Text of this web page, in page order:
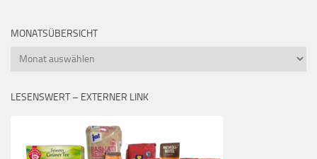
MONATSÜBERSICHT
Monatsübersicht
LESENSWERT – EXTERNER LINK